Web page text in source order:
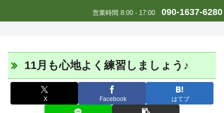
営業時間 8:00 - 17:00 090-1637-6280
11月も心地よく練習しましょう♪
X Facebook はてブ